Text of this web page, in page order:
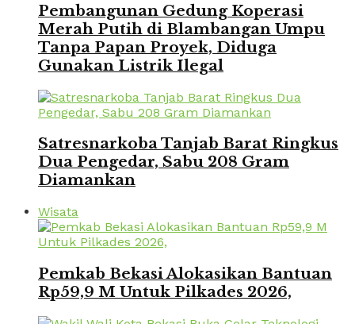
Pembangunan Gedung Koperasi
Merah Putih di Blambangan Umpu
Tanpa Papan Proyek, Diduga
Gunakan Listrik Ilegal
Satresnarkoba Tanjab Barat Ringkus
Dua Pengedar, Sabu 208 Gram
Diamankan
Wisata
Pemkab Bekasi Alokasikan Bantuan
Rp59,9 M Untuk Pilkades 2026,